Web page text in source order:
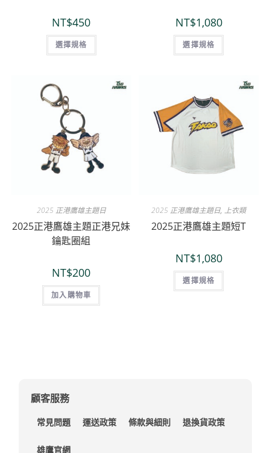
NT$450
選擇規格
NT$1,080
選擇規格
2025 正港鷹雄主題日
2025正港鷹雄主題正港兄妹
鑰匙圈組
NT$200
加入購物車
2025 正港鷹雄主題日, 上衣類
2025正港鷹雄主題短T
NT$1,080
選擇規格
顧客服務
常見問題 運送政策 條款與細則 退換貨政策
雄鷹官網